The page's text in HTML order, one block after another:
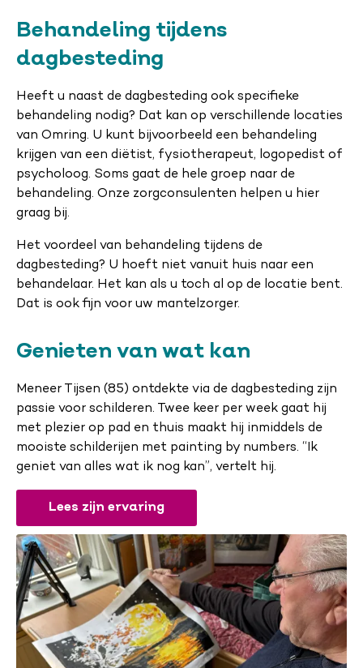
Behandeling tijdens
dagbesteding
Heeft u naast de dagbesteding ook specifieke
behandeling nodig? Dat kan op verschillende locaties
van Omring. U kunt bijvoorbeeld een behandeling
krijgen van een diëtist, fysiotherapeut, logopedist of
psycholoog. Soms gaat de hele groep naar de
behandeling. Onze zorgconsulenten helpen u hier
graag bij.
Het voordeel van behandeling tijdens de
dagbesteding? U hoeft niet vanuit huis naar een
behandelaar. Het kan als u toch al op de locatie bent.
Dat is ook fijn voor uw mantelzorger.
Genieten van wat kan
Meneer Tijsen (85) ontdekte via de dagbesteding zijn
passie voor schilderen. Twee keer per week gaat hij
met plezier op pad en thuis maakt hij inmiddels de
mooiste schilderijen met painting by numbers. “Ik
geniet van alles wat ik nog kan”, vertelt hij.
Lees zijn ervaring